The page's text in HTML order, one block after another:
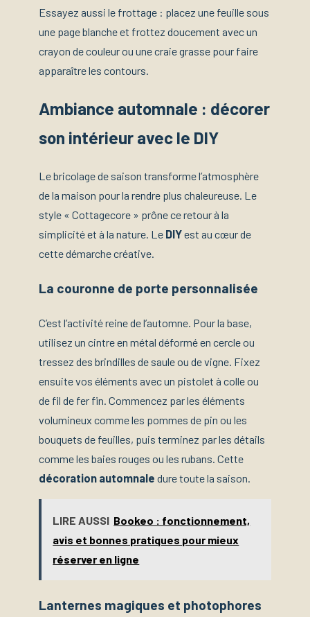
Essayez aussi le frottage : placez une feuille sous
une page blanche et frottez doucement avec un
crayon de couleur ou une craie grasse pour faire
apparaître les contours.
Ambiance automnale : décorer
son intérieur avec le DIY
Le bricolage de saison transforme l’atmosphère
de la maison pour la rendre plus chaleureuse. Le
style « Cottagecore » prône ce retour à la
simplicité et à la nature. Le DIYest au cœur de
cette démarche créative.
La couronne de porte personnalisée
C’est l’activité reine de l’automne. Pour la base,
utilisez un cintre en métal déformé en cercle ou
tressez des brindilles de saule ou de vigne. Fixez
ensuite vos éléments avec un pistolet à colle ou
de fil de fer fin. Commencez par les éléments
volumineux comme les pommes de pin ou les
bouquets de feuilles, puis terminez par les détails
comme les baies rouges ou les rubans. Cette
décoration automnale dure toute la saison.
LIRE AUSSI Bookeo : fonctionnement,
avis et bonnes pratiques pour mieux
réserver en ligne
Lanternes magiques et photophores